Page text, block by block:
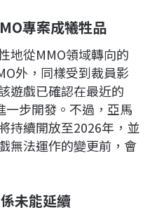
專案成犧牲品
地從MMO領域轉向的
外，同樣受到裁員影
遊戲已確認在最近的
步開發。不過，亞馬
持續開放至2026年，並
無法運作的變更前，會
未能延續